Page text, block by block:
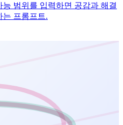
범위를 입력하면 공감과 해결
는 프롬프트.